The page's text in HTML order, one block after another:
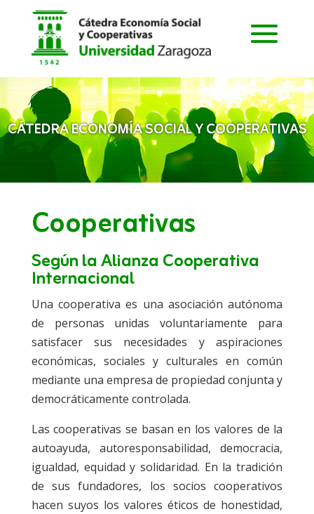
CÁTEDRA ECONOMÍA SOCIAL Y COOPERATIVAS
Cooperativas
Según la Alianza Cooperativa
Internacional
Una cooperativa es una asociación autónoma
de personas unidas voluntariamente para
satisfacer sus necesidades y aspiraciones
económicas, sociales y culturales en común
mediante una empresa de propiedad conjunta y
democráticamente controlada.
Las cooperativas se basan en los valores de la
autoayuda, autoresponsabilidad, democracia,
igualdad, equidad y solidaridad. En la tradición
de sus fundadores, los socios cooperativos
hacen suyos los valores éticos de honestidad,